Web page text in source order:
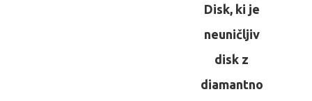
Disk, ki je
neuničljiv
disk z
diamantno